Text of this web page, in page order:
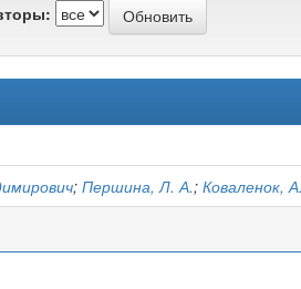
; Першина, Л. А.; Коваленок,